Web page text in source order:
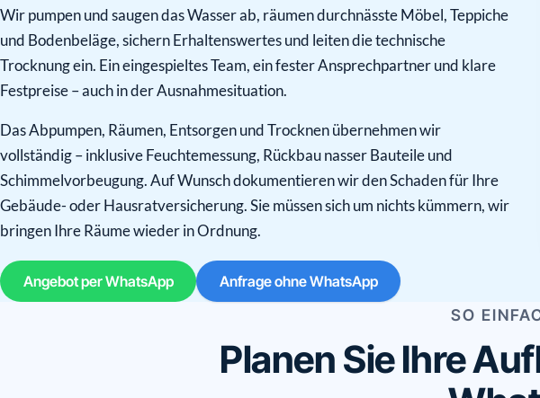
Wir pumpen und saugen das Wasser ab, räumen durchnässte Möbel, Teppiche
und Bodenbeläge, sichern Erhaltenswertes und leiten die technische
Trocknung ein. Ein eingespieltes Team, ein fester Ansprechpartner und klare
Festpreise – auch in der Ausnahmesituation.
Das Abpumpen, Räumen, Entsorgen und Trocknen übernehmen wir
vollständig – inklusive Feuchtemessung, Rückbau nasser Bauteile und
Schimmelvorbeugung. Auf Wunsch dokumentieren wir den Schaden für Ihre
Gebäude- oder Hausratversicherung. Sie müssen sich um nichts kümmern, wir
bringen Ihre Räume wieder in Ordnung.
Angebot per WhatsApp Anfrage ohne WhatsApp
SO
Planen Sie Ihre